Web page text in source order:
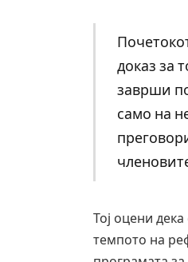
доказ за
заврши
само на
Тој оцени
темпото на